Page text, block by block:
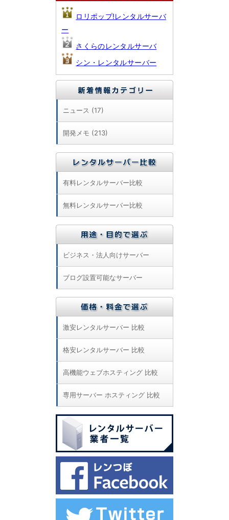
ロリポップ!レンタルサーバ
ー
さくらのレンタルサーバ
シン・レンタルサーバー
ニュース (17)
開発メモ (213)
有料レンタルサーバー比較
無料レンタルサーバー比較
ビジネス・法人向けサーバー
ブログ設置可能なサーバー
激安レンタルサーバー 比較
格安レンタルサーバー 比較
高機能ウェブホスティング 比較
専用サーバー ホスティング 比較